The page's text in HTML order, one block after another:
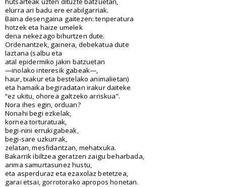
elurra ari badu ere erabilgarriak.
Baina desengaina gaitezen: tenperatura
hotzek eta haize umelek
dena nekezago bihurtzen dute.
Ordenantzek, gainera, debekatua dute
laztana (salbu eta
atal epidermiko jakin batzuetan
—inolako interesik gabeak—,
haur, txakur eta bestelako animalietan)
eta hamaika begiradatan irakur daiteke
“ez ukitu, ohorea galtzeko arriskua”.
Nora ihes egin, orduan?
Nonahi begi ezkelak,
kornea torturatuak,
begi-nini errukigabeak,
begi-sare uzkurrak,
zelatan, mesfidantzan, mehatxuka.
Bakarrik ibiltzea geratzen zaigu beharbada,
arima samurtasunez hustu,
eta asperduraz eta ezaxolaz betetzea,
garai etsai, gorrotorako apropos honetan.